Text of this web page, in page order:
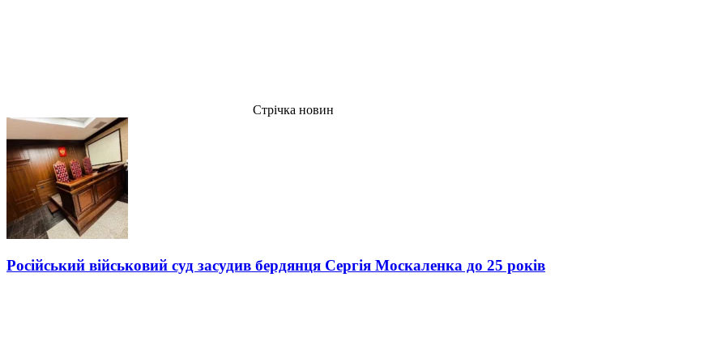
Стрічка новин
Російський військовий суд засудив бердянця Сергія Москаленка до 25 років